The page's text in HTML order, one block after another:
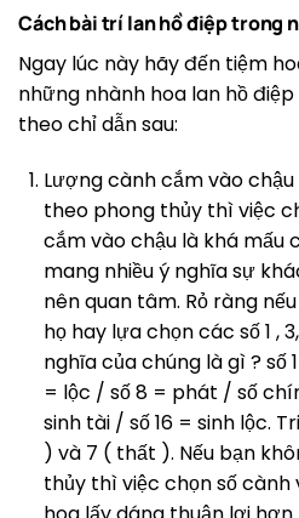
Cách bài trí lan hồ điệp trong
Ngay lúc này hãy đến tiệm
những nhành hoa lan hồ
theo chỉ dẫn sau:
Lượng cành cắm vào
theo phong thủy thì việc
cắm vào chậu là khá mấu
mang nhiều ý nghĩa sự
nên quan tâm. Rỏ ràng
họ hay lựa chọn các số 1 , 3,
nghĩa của chúng là gì ? số
= lộc / số 8 = phát / số
sinh tài / số 16 = sinh lộc.
) và 7 ( thất ). Nếu bạn
thủy thì việc chọn số